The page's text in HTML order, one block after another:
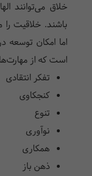
خلاق می‌توانند
باشند. خلاقیت
اما امکان
است که از
تفکر انتقادی
کنجکاوی
تنوع
نوآوری
همکاری
ذهن باز